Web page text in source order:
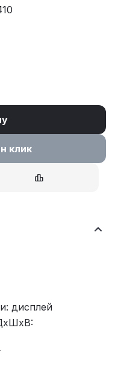
клик
дисплей